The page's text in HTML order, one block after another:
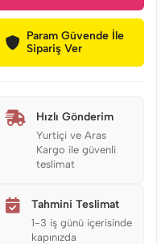
Param Güvende İle
Sipariş Ver
Hızlı Gönderim
Yurtiçi ve Aras
Kargo ile güvenli
teslimat
Tahmini Teslimat
1-3 iş günü içerisinde
kapınızda